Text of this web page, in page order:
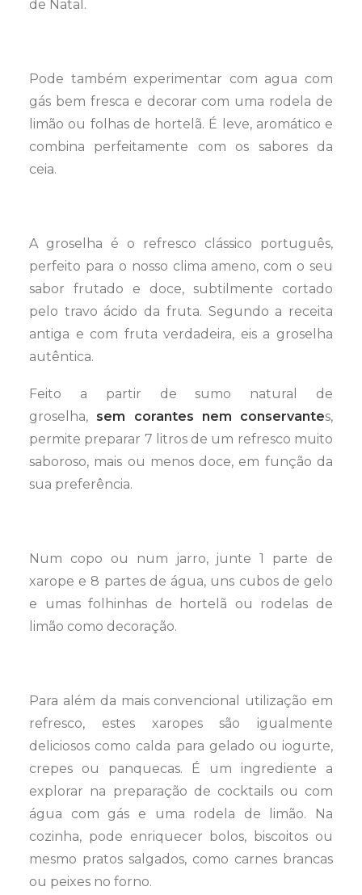
de Natal.
Pode também experimentar com agua com
gás bem fresca e decorar com uma rodela de
limão ou folhas de hortelã. É leve, aromático e
combina perfeitamente com os sabores da
ceia.
A groselha é o refresco clássico português,
perfeito para o nosso clima ameno, com o seu
sabor frutado e doce, subtilmente cortado
pelo travo ácido da fruta. Segundo a receita
antiga e com fruta verdadeira, eis a groselha
autêntica.
Feito a partir de sumo natural de
groselha, sem corantes nem conservantes,
permite preparar 7 litros de um refresco muito
saboroso, mais ou menos doce, em função da
sua preferência.
Num copo ou num jarro, junte 1 parte de
xarope e 8 partes de água, uns cubos de gelo
e umas folhinhas de hortelã ou rodelas de
limão como decoração.
Para além da mais convencional utilização em
refresco, estes xaropes são igualmente
deliciosos como calda para gelado ou iogurte,
crepes ou panquecas. É um ingrediente a
explorar na preparação de cocktails ou com
água com gás e uma rodela de limão. Na
cozinha, pode enriquecer bolos, biscoitos ou
mesmo pratos salgados, como carnes brancas
ou peixes no forno.